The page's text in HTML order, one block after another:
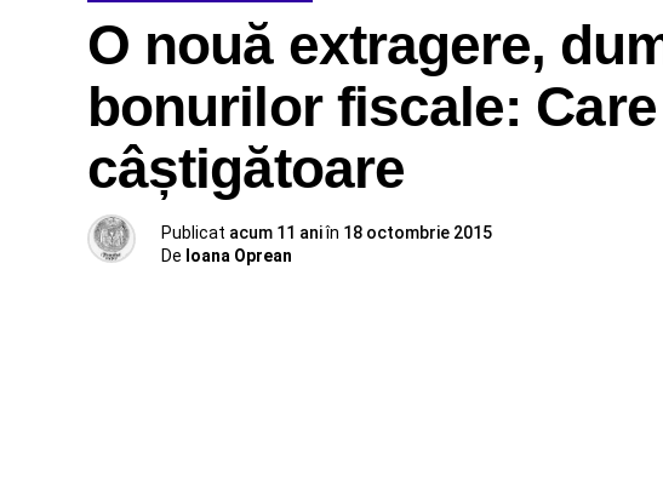
O nouă extragere,
bonurilor fiscale:
câștigătoare
Publicat acum 11 aniîn 18 octombrie 2015
De Ioana Oprean